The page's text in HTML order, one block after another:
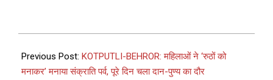
Previous Post: KOTPUTLI-BEHROR: महिलाओं ने ‘रुठों को
मनाकर’ मनाया संक्राति पर्व, पूरे दिन चला दान-पुण्य का दौर